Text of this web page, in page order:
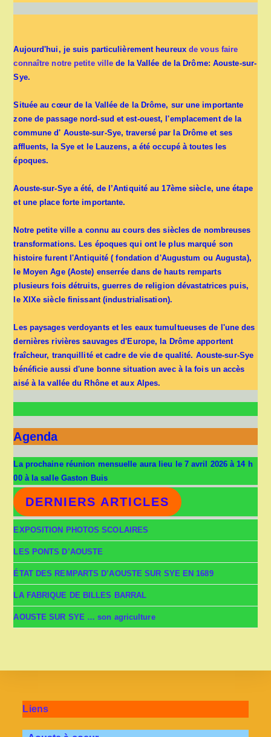
Aujourd'hui, je suis particulièrement heureuxde vous faire
connaître notre petite ville de la Vallée de la Drôme: Aouste-sur-
Sye.
Située au cœur de la Vallée de la Drôme, sur une importante
zone de passage nord-sud et est-ouest, l'emplacement de la
commune d' Aouste-sur-Sye, traversé par la Drôme et ses
affluents, la Sye et le Lauzens, a été occupé à toutes les
époques.
Aouste-sur-Sye a été, de l’Antiquité au 17ème siècle, une étape
et une place forte importante.
Notre petite ville a connu au cours des siècles de nombreuses
transformations. Les époques qui ont le plus marqué son
histoire furent l'Antiquité ( fondation d'Augustum ou Augusta),
le Moyen Age (Aoste) enserrée dans de hauts remparts
plusieurs fois détruits, guerres de religion dévastatrices puis,
le XIXe siècle finissant (industrialisation).
Les paysages verdoyants et les eaux tumultueuses de l'une des
dernières rivières sauvages d'Europe, la Drôme apportent
fraîcheur, tranquillité et cadre de vie de qualité. Aouste-sur-Sye
bénéficie aussi d'une bonne situation avec à la fois un accès
aisé à la vallée du Rhône et aux Alpes.
Agenda
La prochaine réunion mensuelle aura lieu le 7 avril 2026 à 14 h
00 à la salle Gaston Buis
DERNIERS ARTICLES
EXPOSITION PHOTOS SCOLAIRES
LES PONTS D’AOUSTE
ÉTAT DES REMPARTS D’AOUSTE SUR SYE EN 1689
LA FABRIQUE DE BILLES BARRAL
AOUSTE SUR SYE … son agriculture
Liens